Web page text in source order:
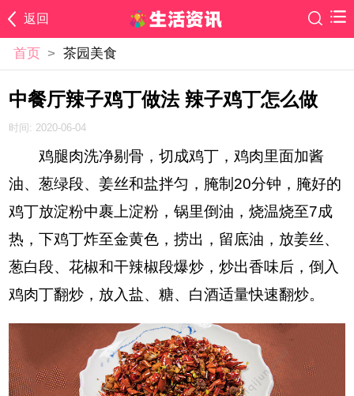
返回
首页 > 茶园美食
中餐厅辣子鸡丁做法 辣子鸡丁怎么做
时间: 2020-06-04
鸡腿肉洗净剔骨，切成鸡丁，鸡肉里面加酱
油、葱绿段、姜丝和盐拌匀，腌制20分钟，腌好的
鸡丁放淀粉中裹上淀粉，锅里倒油，烧温烧至7成
热，下鸡丁炸至金黄色，捞出，留底油，放姜丝、
葱白段、花椒和干辣椒段爆炒，炒出香味后，倒入
鸡肉丁翻炒，放入盐、糖、白酒适量快速翻炒。